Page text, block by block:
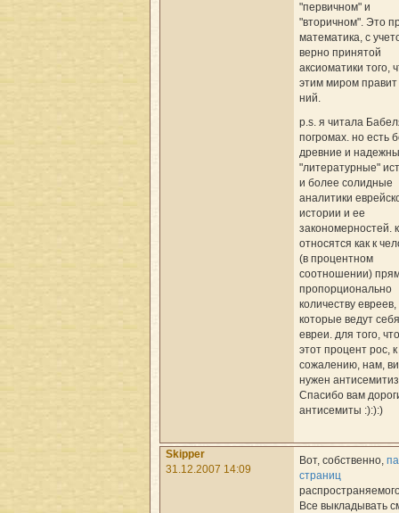
"первичном" и
"вторичном". Это
математика, с
верно принятой
аксиоматики того,
этим миром
ний.
p.s. я читала
погромах. но есть
древние и
"литературные"
и более солидные
аналитики
истории и ее
закономерностей.
относятся как к
(в процентном
соотношении)
пропорционально
количеству евреев,
которые ведут
евреи. для того,
этот процент рос, к
сожалению, нам,
нужен
Спасибо вам
антисемиты :):):)
Skipper
31.12.2007 14:09
Вот, собственно,
страниц
Все выкладывать